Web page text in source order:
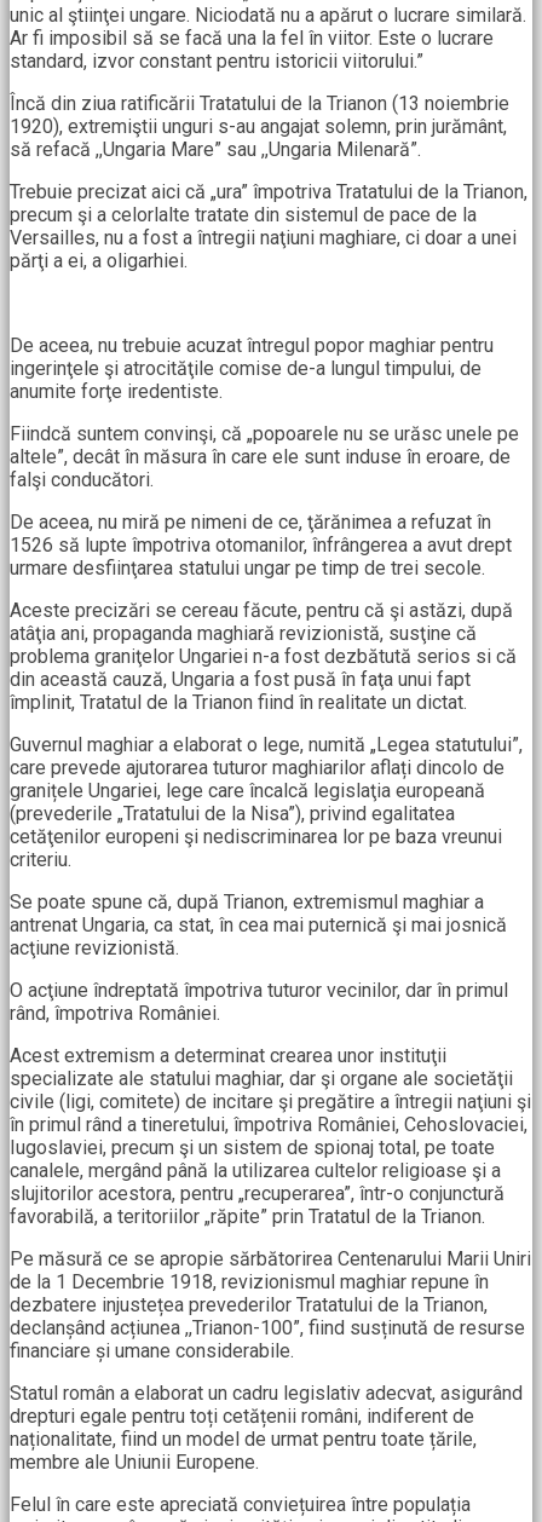
unic al ştiinţei ungare. Niciodată nu a apărut o lucrare similară.
Ar fi imposibil să se facă una la fel în viitor. Este o lucrare
standard, izvor constant pentru istoricii viitorului.”
Încă din ziua ratificării Tratatului de la Trianon (13 noiembrie
1920), extremiştii unguri s-au angajat solemn, prin jurământ,
să refacă ,,Ungaria Mare” sau ,,Ungaria Milenară”.
Trebuie precizat aici că „ura” împotriva Tratatului de la Trianon,
precum şi a celorlalte tratate din sistemul de pace de la
Versailles, nu a fost a întregii naţiuni maghiare, ci doar a unei
părţi a ei, a oligarhiei.
De aceea, nu trebuie acuzat întregul popor maghiar pentru
ingerinţele şi atrocităţile comise de-a lungul timpului, de
anumite forţe iredentiste.
Fiindcă suntem convinşi, că „popoarele nu se urăsc unele pe
altele”, decât în măsura în care ele sunt induse în eroare, de
falşi conducători.
De aceea, nu miră pe nimeni de ce, ţărănimea a refuzat în
1526 să lupte împotriva otomanilor, înfrângerea a avut drept
urmare desfiinţarea statului ungar pe timp de trei secole.
Aceste precizări se cereau făcute, pentru că şi astăzi, după
atâţia ani, propaganda maghiară revizionistă, susţine că
problema graniţelor Ungariei n-a fost dezbătută serios si că
din această cauză, Ungaria a fost pusă în faţa unui fapt
împlinit, Tratatul de la Trianon fiind în realitate un dictat.
Guvernul maghiar a elaborat o lege, numită „Legea statutului”,
care prevede ajutorarea tuturor maghiarilor aflați dincolo de
granițele Ungariei, lege care încalcă legislaţia europeană
(prevederile „Tratatului de la Nisa”), privind egalitatea
cetăţenilor europeni şi nediscriminarea lor pe baza vreunui
criteriu.
Se poate spune că, după Trianon, extremismul maghiar a
antrenat Ungaria, ca stat, în cea mai puternică şi mai josnică
acţiune revizionistă.
O acţiune îndreptată împotriva tuturor vecinilor, dar în primul
rând, împotriva României.
Acest extremism a determinat crearea unor instituţii
specializate ale statului maghiar, dar şi organe ale societăţii
civile (ligi, comitete) de incitare şi pregătire a întregii naţiuni şi
în primul rând a tineretului, împotriva României, Cehoslovaciei,
Iugoslaviei, precum şi un sistem de spionaj total, pe toate
canalele, mergând până la utilizarea cultelor religioase şi a
slujitorilor acestora, pentru „recuperarea”, într-o conjunctură
favorabilă, a teritoriilor „răpite” prin Tratatul de la Trianon.
Pe măsură ce se apropie sărbătorirea Centenarului Marii Uniri
de la 1 Decembrie 1918, revizionismul maghiar repune în
dezbatere injustețea prevederilor Tratatului de la Trianon,
declanșând acțiunea ,,Trianon-100”, fiind susținută de resurse
financiare și umane considerabile.
Statul român a elaborat un cadru legislativ adecvat, asigurând
drepturi egale pentru toți cetățenii români, indiferent de
naționalitate, fiind un model de urmat pentru toate țările,
membre ale Uniunii Europene.
Felul în care este apreciată conviețuirea între populația